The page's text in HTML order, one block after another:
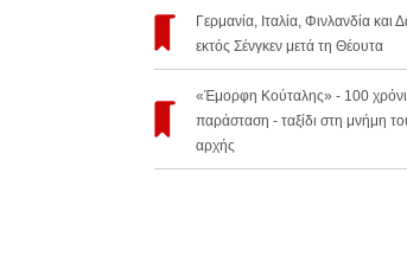
Γερμανία, Ιταλία, Φινλανδία και
εκτός Σένγκεν μετά τη Θέουτα
«Έμορφη Κούταλης» - 100
παράσταση - ταξίδι στη μνήμη
αρχής